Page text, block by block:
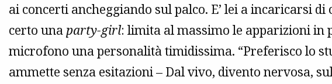
ai concerti ancheggiando sul palco. E’ lei a incaricarsi
certo una party-girl: limita al massimo le apparizioni in
microfono una personalità timidissima. “Preferisco lo
ammette senza esitazioni – Dal vivo, divento nervosa,